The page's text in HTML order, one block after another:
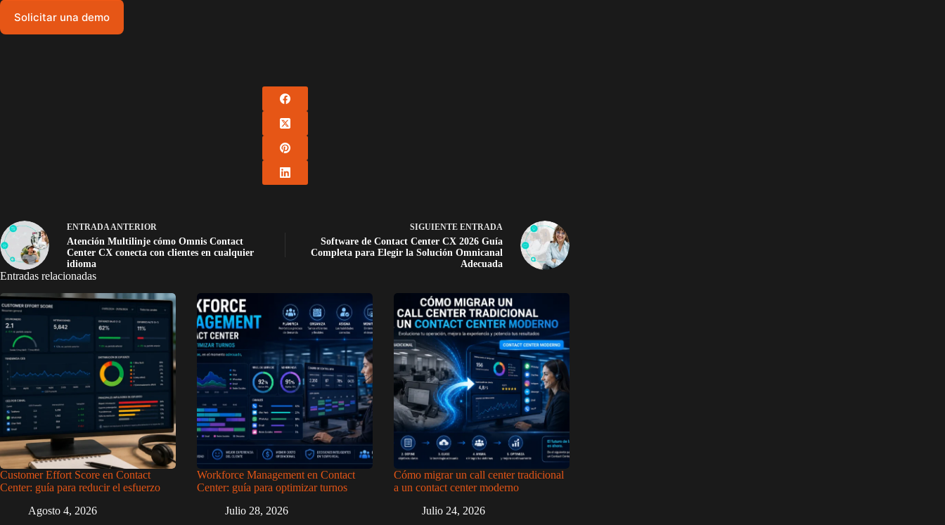
Solicitar una demo
ENTRADAANTERIOR
Atención Multilinje cómo Omnis Contact
Center CX conecta con clientes en cualquier
idioma
SIGUIENTEENTRADA
Software de Contact Center CX 2026 Guía
Completa para Elegir la Solución Omnicanal
Adecuada
Entradas relacionadas
Customer Effort Score en Contact
Center: guía para reducir el esfuerzo
Agosto 4, 2026
Workforce Management en Contact
Center: guía para optimizar turnos
Julio 28, 2026
Cómo migrar un call center tradicional
a un contact center moderno
Julio 24, 2026